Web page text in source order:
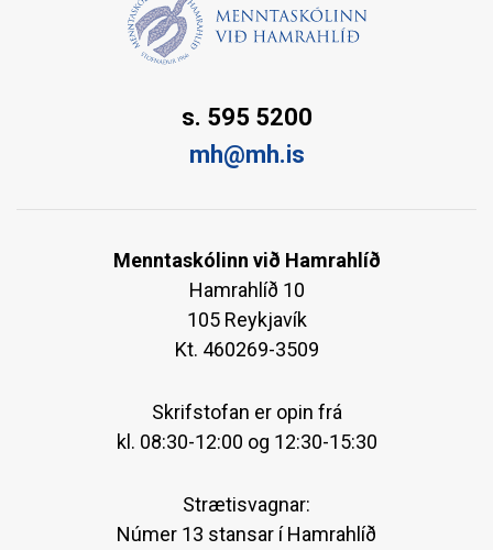
s. 595 5200
mh@mh.is
Menntaskólinn við Hamrahlíð
Hamrahlíð 10
105 Reykjavík
Kt. 460269-3509
Skrifstofan er opin frá
kl. 08:30-12:00 og 12:30-15:30
Strætisvagnar:
Númer 13 stansar í Hamrahlíð